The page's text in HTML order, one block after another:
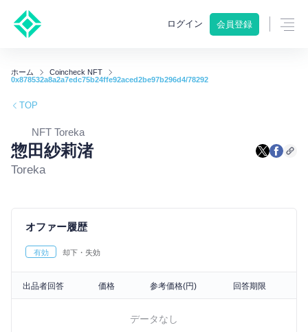
ログイン 会員登録
ホーム
Coincheck NFT
0x878532a8a2a7edc75b24ffe92aced2be97b296d4/78292
TOP
NFT Toreka
惣田紗莉渚
Toreka
オファー履歴
有効 却下・失効
出品者回答 価格 参考価格(円) 回答期限
データなし